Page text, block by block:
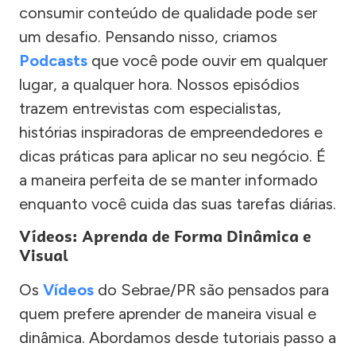
consumir conteúdo de qualidade pode ser
um desafio. Pensando nisso, criamos
Podcasts que você pode ouvir em qualquer
lugar, a qualquer hora. Nossos episódios
trazem entrevistas com especialistas,
histórias inspiradoras de empreendedores e
dicas práticas para aplicar no seu negócio. É
a maneira perfeita de se manter informado
enquanto você cuida das suas tarefas diárias.
Vídeos: Aprenda de Forma Dinâmica e
Visual
Os Vídeos do Sebrae/PR são pensados para
quem prefere aprender de maneira visual e
dinâmica. Abordamos desde tutoriais passo a